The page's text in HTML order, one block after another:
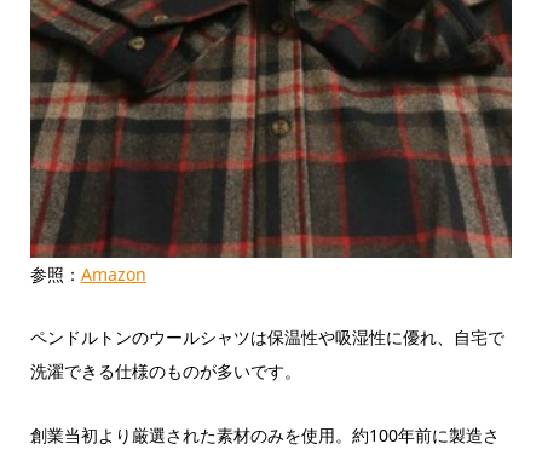
参照： Amazon
ペンドルトンのウールシャツは保温性や吸湿性に優れ、自宅で
洗濯できる仕様のものが多いです。
創業当初より厳選された素材のみを使用。約100年前に製造さ